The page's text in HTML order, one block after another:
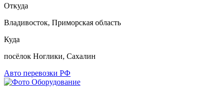
Откуда
Владивосток, Приморская область
Куда
посёлок Ноглики, Сахалин
Авто перевозки РФ